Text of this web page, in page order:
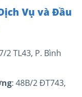
Vụ và Đầu
2 TL43, P. Bình
: 48B/2 ĐT743,